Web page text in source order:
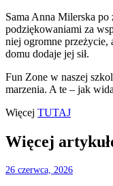
Sama Anna Milerska po
podziękowaniami za
niej ogromne przeżycie,
domu dodaje jej sił.
Fun Zone w naszej
marzenia. A te – jak
Więcej TUTAJ
Więcej
26 czerwca, 2026